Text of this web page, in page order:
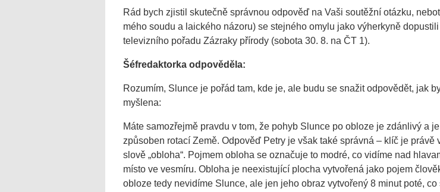
Rád bych zjistil skutečně správnou odpověď na Vaši soutěžní otázku,
mého soudu a laického názoru) se stejného omylu jako výherkyně dopustili
televizního pořadu Zázraky přírody (sobota 30. 8. na ČT 1).
Šéfredaktorka odpověděla:
Rozumím, Slunce je pořád tam, kde je, ale budu se snažit odpovědět, jak
myšlena:
Máte samozřejmě pravdu v tom, že pohyb Slunce po obloze je zdánlivý a je
způsoben rotací Země. Odpověď Petry je však také správná – klíč je právě
slově „obloha“. Pojmem obloha se označuje to modré, co vidíme nad
místo ve vesmíru. Obloha je neexistující plocha vytvořená jako pojem
obloze tedy nevidíme Slunce, ale jen jeho obraz vytvořený 8 minut poté, co